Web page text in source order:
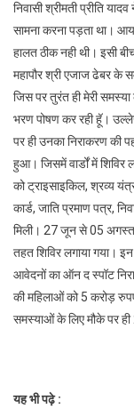
निवासी श्रीमती प्रीति
सामना करना पड़ता था। आय
हालत ठीक नही थी। इसी बीच
महापौर श्री एजाज ढेबर के
जिस पर तुरंत ही मेरी
भरण पोषण कर रही हॅू।
पर ही उनका निराकरण की
हुआ। जिसमें वार्डों में शिविर
को ट्राइसाइकिल, श्रव्य
कार्ड, जाति प्रमाण पत्र,
मिली। 27 जून से 05 अगस्त
तहत शिविर लगाया गया।
आवेदनों का ऑन द स्पॉट
की महिलाओं को 5 करोड़
समस्याओं के लिए मौके पर ही
यह भी पढ़े :